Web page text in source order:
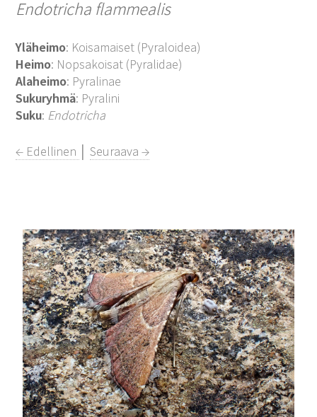
Endotricha flammealis
Yläheimo: Koisamaiset (Pyraloidea)
Heimo: Nopsakoisat (Pyralidae)
Alaheimo: Pyralinae
Sukuryhmä: Pyralini
Suku: Endotricha
← Edellinen │Seuraava →